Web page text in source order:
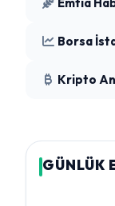
Borsa
Kripto
GÜNLÜK